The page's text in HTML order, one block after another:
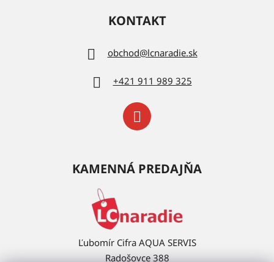
KONTAKT
obchod@lcnaradie.sk
+421 911 989 325
KAMENNÁ PREDAJŇA
Ľubomír Cifra AQUA SERVIS
Radošovce 388